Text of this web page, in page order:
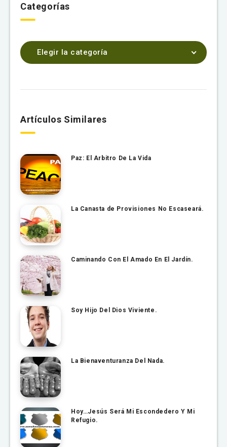
Categorías
Elegir la categoría
Artículos Similares
Paz: El Arbitro De La Vida
La Canasta de Provisiones No Escaseará.
Caminando Con El Amado En El Jardín.
Soy Hijo Del Dios Viviente.
La Bienaventuranza Del Nada.
Hoy…Jesús Será Mi Escondedero Y Mi
Refugio.